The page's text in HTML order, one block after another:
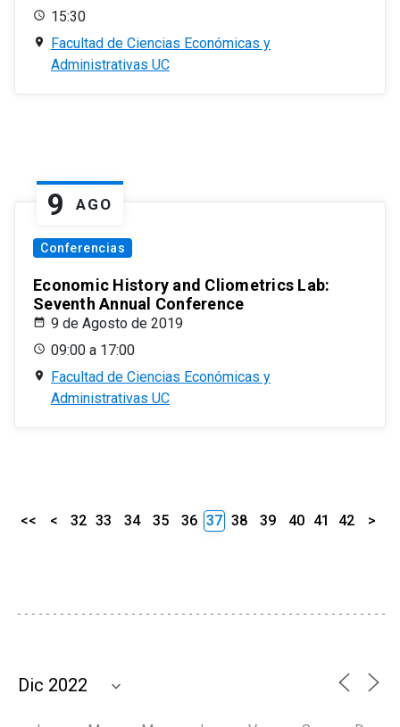
15:30
Facultad de Ciencias Económicas y
Administrativas UC
9 AGO
Conferencias
Economic History and Cliometrics Lab:
Seventh Annual Conference
9 de Agosto de 2019
09:00 a 17:00
Facultad de Ciencias Económicas y
Administrativas UC
<< < 32 33 34 35 36 37 38 39 40 41 42 >